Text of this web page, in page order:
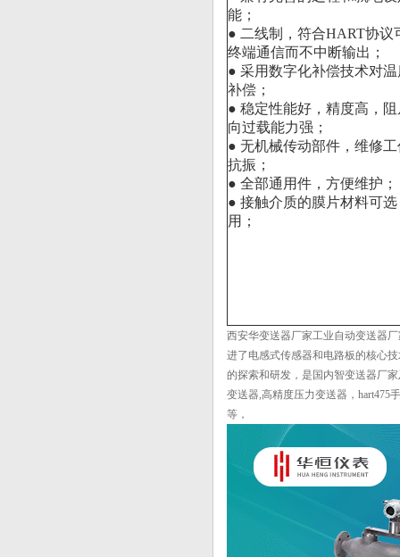
能；
● 二线制，符合HART协议
终端通信而不中断输出；
● 采用数字化补偿技术对
补偿；
● 稳定性能好，精度高，
向过载能力强；
● 无机械传动部件，维修
抗振；
● 全部通用件，方便维护；
● 接触介质的膜片材料可
用；
西安华变送器厂家工业自动变送器
进了电感式传感器和电路板的核心
的探索和研发，是国内智变送器厂
变送器,高精度压力变送器，hart475
等，